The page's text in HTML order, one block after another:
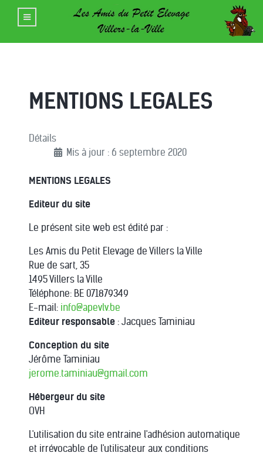
MENTIONS LEGALES
Détails
Mis à jour : 6 septembre 2020
MENTIONS LEGALES
Editeur du site
Le présent site web est édité par :
Les Amis du Petit Elevage de Villers la Ville
Rue de sart, 35
1495 Villers la Ville
Téléphone: BE 071879349
E-mail: info@apevlv.be
Editeur responsable : Jacques Taminiau
Conception du site
Jérôme Taminiau
jerome.taminiau@gmail.com
Hébergeur du site
OVH
L'utilisation du site entraine l'adhésion automatique
et irrévocable de l'utilisateur aux conditions